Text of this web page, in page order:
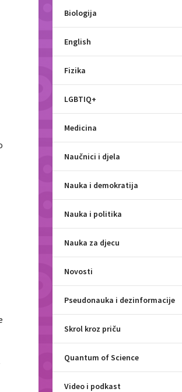
Biologija
English
Fizika
LGBTIQ+
Medicina
Naučnici i djela
Nauka i demokratija
Nauka i politika
Nauka za djecu
Novosti
Pseudonauka i dezinformacije
Skrol kroz priču
Quantum of Science
Video i podkast